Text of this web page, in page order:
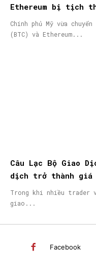
Ethereum bị tịch
Chính phủ Mỹ vừa
(BTC) và Ethereum...
Câu Lạc Bộ Giao
dịch trở thành giá
Trong khi nhiều trader
giao...
Facebook